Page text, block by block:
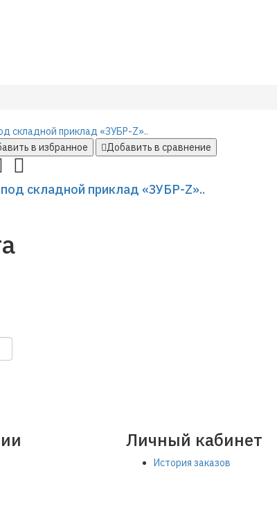
в избранное Добавить в сравнение
складной приклад «ЗУБР-Z»..
Личный кабинет
История заказов